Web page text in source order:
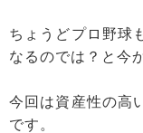
ちょうどプロ野球
なるのでは？と今
今回は資産性の高
です。